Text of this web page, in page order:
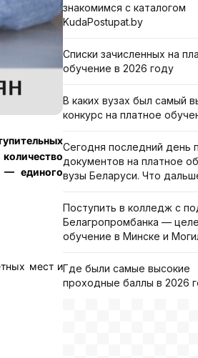
— единого
мест и
знакомимся с каталогом
KudaPostupat.by
Списки зачисленных на
обучение в 2026 году
В каких вузах был самый
конкурс на платное
Сегодня последний день
документов на платное
вузы Беларуси. Что
Поступить в колледж с
Белагропромбанка —
обучение в Минске и
Где были самые высокие
проходные баллы в 2026